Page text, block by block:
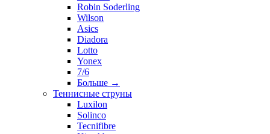
Robin Soderling
Wilson
Asics
Diadora
Lotto
Yonex
7/6
Больше →
Теннисные струны
Luxilon
Solinco
Tecnifibre